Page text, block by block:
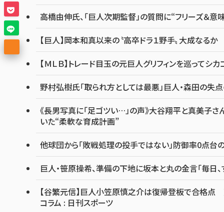
高橋由伸氏、「巨人次期監督」の質問に“フリーズ＆
【巨人】岡本和真以来の〝高卒ドラ１野手〟大成なる
【ＭＬＢ】トレード目玉の元巨人グリフィンを巡って
野村弘樹氏「取られ方としては最悪」巨人・森田の失
《長男写真に「足ゴツい…」の声》大谷翔平と真美子
いた“柔軟な育成計画”
他球団から「敗戦処理の投手ではない」防御率0点台
巨人・笹原操希、準備の下地に坂本と丸の金言「毎
【谷繁元信】巨人小笠原慎之介は復帰登板で合格点
コラム : 日刊スポーツ